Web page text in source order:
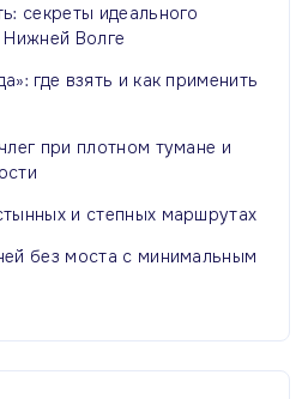
а
я
с
р
секреты идеального
Волге
где взять и как применить
при плотном тумане и
и степных маршрутах
без моста с минимальным